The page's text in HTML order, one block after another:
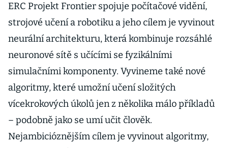
ERC Projekt Frontier spojuje počítačové vidění,
strojové učení a robotiku a jeho cílem je vyvinout
neurální architekturu, která kombinuje rozsáhlé
neuronové sítě s učícími se fyzikálními
simulačními komponenty. Vyvineme také nové
algoritmy, které umožní učení složitých
vícekrokových úkolů jen z několika málo příkladů
– podobně jako se umí učit člověk.
Nejambicióznějším cílem je vyvinout algoritmy,